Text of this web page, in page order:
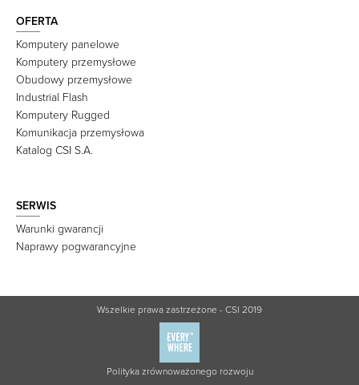
OFERTA
Komputery panelowe
Komputery przemysłowe
Obudowy przemysłowe
Industrial Flash
Komputery Rugged
Komunikacja przemysłowa
Katalog CSI S.A.
SERWIS
Warunki gwarancji
Naprawy pogwarancyjne
Wszelkie prawa zastrzeżone - CSI 2019
Polityka zrównoważonego rozwoju